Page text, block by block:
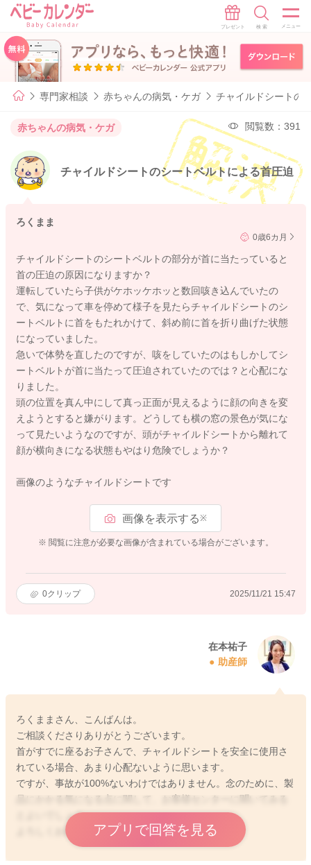
専門家相談 赤ちゃんの病気・ケガ チャイルドシートの
赤ちゃんの病気・ケガ 閲覧数：391
チャイルドシートのシートベルトによる首圧迫
ろくまま
0歳6カ月
チャイルドシートのシートベルトの部分が首に当たっていると
首の圧迫の原因になりますか？
運転していたら子供がケホッケホッと数回咳き込んでいたの
で、気になって車を停めて様子を見たらチャイルドシートのシ
ートベルトに首をもたれかけて、斜め前に首を折り曲げた状態
になっていました。
急いで体勢を直したのですが、咳をしていたのはもしかしてシ
ートベルトが首に当たって圧迫されていたのでは？と心配にな
りました。
頭の位置を真ん中にして真っ正面が見えるように顔の向きを変
えようとすると嫌がります。どうしても横の窓の景色が気にな
って見たいようなのですが、頭がチャイルドシートから離れて
顔が横向きになる状態もやはり危険でしょうか？
画像のようなチャイルドシートです
画像を表示する※
※ 閲覧に注意が必要な画像が含まれている場合がございます。
0クリップ 2025/11/21 15:47
在本祐子
助産師
ろくままさん、こんばんは。
ご相談くださりありがとうございます。
首がすでに座るお子さんで、チャイルドシートを安全に使用さ
れている場合、あまり心配ないように思います。
ですが、事故が100%ないわけではありません。念のために、製
品にかかる気になる点に関して、お客様センターに聞いてみる
とよいでしょう。
よろしくお願いします🙇‍♂️アプリで回答を見る